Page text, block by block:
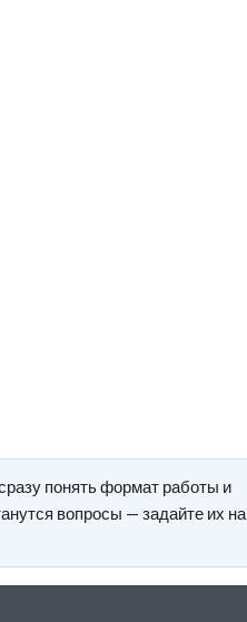
понять формат работы и
вопросы — задайте их на